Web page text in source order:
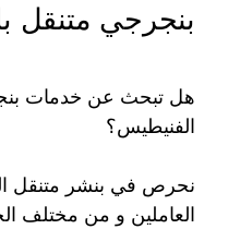
بنجرجي متنقل
هل تبحث عن خدمات
الفنيطيس؟
نحرص في بنشر متنقل
العاملين و من مختلف